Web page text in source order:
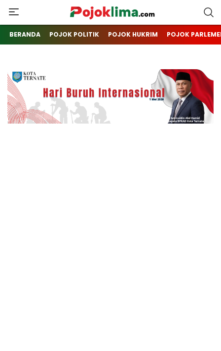
pojoklima.com
Mojokin
BERANDA POJOK POLITIK POJOK HUKRIM POJOK